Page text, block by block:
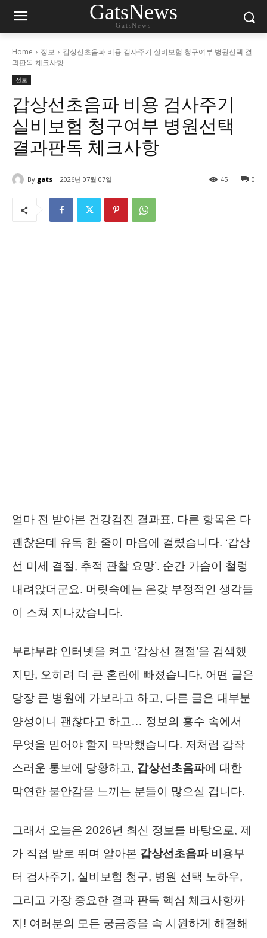
GatsNews
GatsNews
Home 정보
갑상선초음파 비용 검사주기 실비보험 청구여부 병원선택 결
과판독 체크사항
정보
갑상선초음파 비용 검사주기
실비보험 청구여부 병원선택
결과판독 체크사항
By gats 2026년 07월 07일 0
45
얼마 전 받아본 건강검진 결과표, 다른 항목은 다
괜찮은데 유독 한 줄이 마음에 걸렸습니다. ‘갑상
선 미세 결절, 추적 관찰 요망’. 순간 가슴이 철렁
내려앉더군요. 머릿속에는 온갖 부정적인 생각들
이 스쳐 지나갔습니다.
부랴부랴 인터넷을 켜고 ‘갑상선 결절’을 검색했
지만, 오히려 더 큰 혼란에 빠졌습니다. 어떤 글은
당장 큰 병원에 가보라고 하고, 다른 글은 대부분
양성이니 괜찮다고 하고… 정보의 홍수 속에서
무엇을 믿어야 할지 막막했습니다. 저처럼 갑작
스러운 통보에 당황하고, 갑상선초음파에 대한
막연한 불안감을 느끼는 분들이 많으실 겁니다.
그래서 오늘은 2026년 최신 정보를 바탕으로, 제
가 직접 발로 뛰며 알아본 갑상선초음파비용부
터 검사주기, 실비보험 청구, 병원 선택 노하우,
그리고 가장 중요한 결과 판독 핵심 체크사항까
지! 여러분의 모든 궁금증을 속 시원하게 해결해